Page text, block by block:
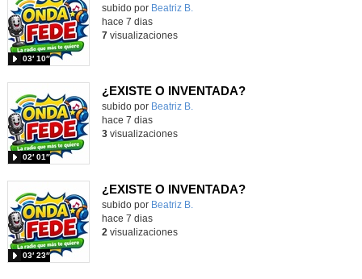
Contenido educativo.
subido por Beatriz B.
03′ 10″
hace 7 dias
7visualizaciones
¿EXISTE O INVENTADA?
Contenido educativo.
subido por Beatriz B.
02′ 01″
hace 7 dias
3visualizaciones
¿EXISTE O INVENTADA?
Contenido educativo.
subido por Beatriz B.
03′ 23″
hace 7 dias
2 visualizaciones